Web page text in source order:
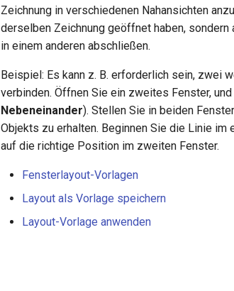
Zeichnung in verschiedenen Nahansichten
derselben Zeichnung geöffnet haben, sondern
in einem anderen abschließen.
Beispiel: Es kann z. B. erforderlich sein, zwei
verbinden. Öffnen Sie ein zweites Fenster,
Nebeneinander). Stellen Sie in beiden
Objekts zu erhalten. Beginnen Sie die Linie
auf die richtige Position im zweiten Fenster.
Fensterlayout-Vorlagen
Layout als Vorlage speichern
Layout-Vorlage anwenden